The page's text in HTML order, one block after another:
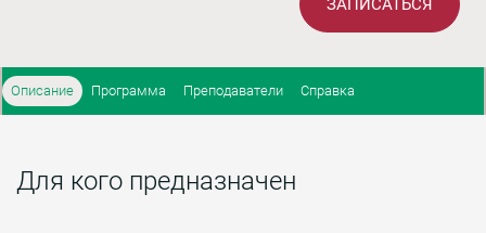
ЗАПИСАТЬСЯ
Описание Программа Преподаватели Справка
Для кого предназначен